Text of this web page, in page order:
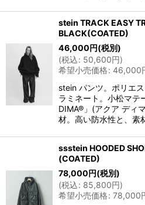
stein TRACK EASY
BLACK(COATED)
46,000円(税別)
(税込: 50,600円)
希望小売価格: 46,000
stein パンツ。ポリエ
ラミネート。小松マテ
DIMA®」(アクア ディ
材。高い防水性と、素
ssstein HOODED
(COATED)
78,000円(税別)
(税込: 85,800円)
希望小売価格: 78,000